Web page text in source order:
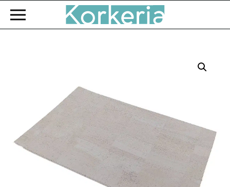
Zum Hauptinhalt springen